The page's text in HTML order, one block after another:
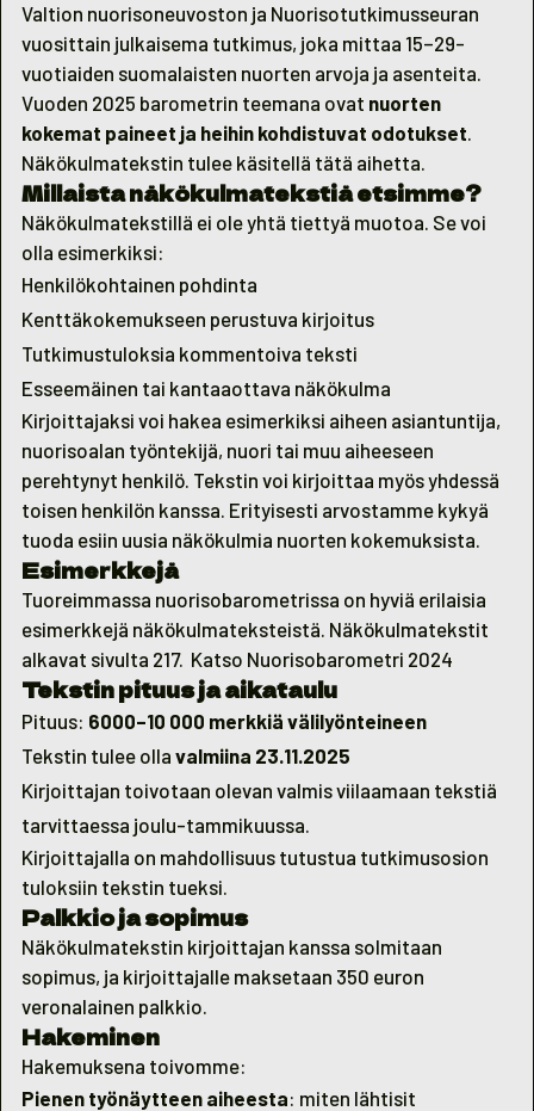
Valtion nuorisoneuvoston ja Nuorisotutkimusseuran
vuosittain julkaisema tutkimus, joka mittaa 15–29-
vuotiaiden suomalaisten nuorten arvoja ja asenteita.
Vuoden 2025 barometrin teemana ovat nuorten
kokemat paineet ja heihin kohdistuvat odotukset.
Näkökulmatekstin tulee käsitellä tätä aihetta.
Millaista näkökulmatekstiä etsimme?
Näkökulmatekstillä ei ole yhtä tiettyä muotoa. Se voi
olla esimerkiksi:
Henkilökohtainen pohdinta
Kenttäkokemukseen perustuva kirjoitus
Tutkimustuloksia kommentoiva teksti
Esseemäinen tai kantaaottava näkökulma
Kirjoittajaksi voi hakea esimerkiksi aiheen asiantuntija,
nuorisoalan työntekijä, nuori tai muu aiheeseen
perehtynyt henkilö. Tekstin voi kirjoittaa myös yhdessä
toisen henkilön kanssa. Erityisesti arvostamme kykyä
tuoda esiin uusia näkökulmia nuorten kokemuksista.
Esimerkkejä
Tuoreimmassa nuorisobarometrissa on hyviä erilaisia
esimerkkejä näkökulmateksteistä. Näkökulmatekstit
alkavat sivulta 217. Katso Nuorisobarometri 2024
Tekstin pituus ja aikataulu
Pituus: 6000–10 000 merkkiä välilyönteineen
Tekstin tulee olla valmiina 23.11.2025
Kirjoittajan toivotaan olevan valmis viilaamaan tekstiä
tarvittaessa joulu-tammikuussa.
Kirjoittajalla on mahdollisuus tutustua tutkimusosion
tuloksiin tekstin tueksi.
Palkkio ja sopimus
Näkökulmatekstin kirjoittajan kanssa solmitaan
sopimus, ja kirjoittajalle maksetaan 350 euron
veronalainen palkkio.
Hakeminen
Hakemuksena toivomme:
Pienen työnäytteen aiheesta: miten lähtisit